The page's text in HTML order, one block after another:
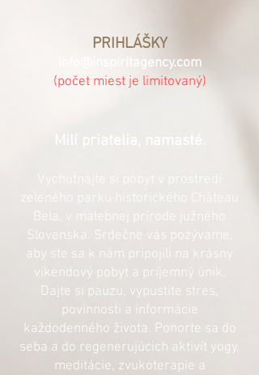
PRIHLÁŠKY
info@inspiritagency.com
(počet miest je limitovaný)
Milí priatelia, namasté.
Vychutnajte si pobyt v prostredí
zeleného parku historického Château
Bela, v malebnej prírode južného
Slovenska. Srdečne vás pozývame,
aby ste sa k nám pripojili na krásny
víkendový pobyt a príjemný únik.
Dajte s i pauzu, vypustite stres,
povinnosti a informácie
každodenného života. Ponorte sa do
seba a do regenerujúcich aktivít yogy,
meditácie, zvukoterapie a